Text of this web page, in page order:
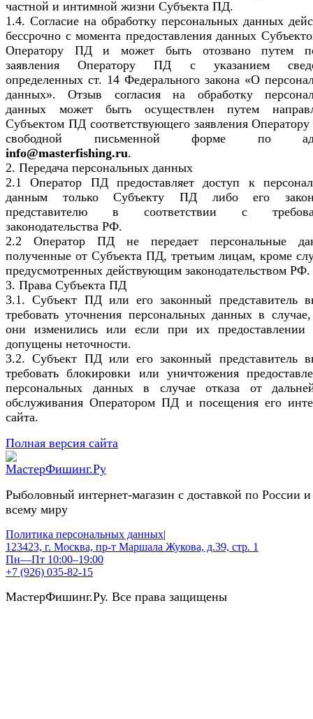
частной и интимной жизни Субъекта ПД.
1.4. Согласие на обработку персональных данных
бессрочно с момента предоставления данных
Оператору ПД и может быть отозвано путем
заявления Оператору ПД с указанием
определенных ст. 14 Федерального закона «О
данных». Отзыв согласия на обработку
данных может быть осуществлен путем
Субъектом ПД соответствующего заявления
свободной письменной форме по
info@masterfishing.ru.
2. Передача персональных данных
2.1 Оператор ПД предоставляет доступ к
данным только Субъекту ПД либо его
представителю в соответствии с
законодательства РФ.
2.2 Оператор ПД не передает персональные
полученные от Субъекта ПД, третьим лицам, кроме
предусмотренных действующим законодательством РФ.
3. Права Субъекта ПД
3.1. Субъект ПД или его законный представитель
требовать уточнения персональных данных в
они изменились или если при их предоставлении
допущены неточности.
3.2. Субъект ПД или его законный представитель
требовать блокировки или уничтожения
персональных данных в случае отказа от
обслуживания Оператором ПД и посещения его
сайта.
Полная версия сайта
Рыболовный интернет-магазин с доставкой по России и
всему миру
Политика персональных данных|
123423, г. Москва, пр-т Маршала Жукова, д.39, стр. 1
Пн—Пт 10:00–19:00
+7 (926) 035-82-15
МастерФишинг.Ру. Все права защищены